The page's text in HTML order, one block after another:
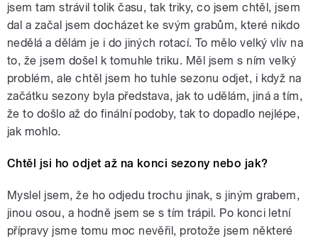
jsem tam strávil tolik času, tak triky, co jsem chtěl, jsem
dal a začal jsem docházet ke svým grabům, které nikdo
nedělá a dělám je i do jiných rotací. To mělo velký vliv na
to, že jsem došel k tomuhle triku. Měl jsem s ním velký
problém, ale chtěl jsem ho tuhle sezonu odjet, i když na
začátku sezony byla představa, jak to udělám, jiná a tím,
že to došlo až do finální podoby, tak to dopadlo nejlépe,
jak mohlo.
Chtěl jsi ho odjet až na konci sezony nebo jak?
Myslel jsem, že ho odjedu trochu jinak, s jiným grabem,
jinou osou, a hodně jsem se s tím trápil. Po konci letní
přípravy jsme tomu moc nevěřil, protože jsem některé